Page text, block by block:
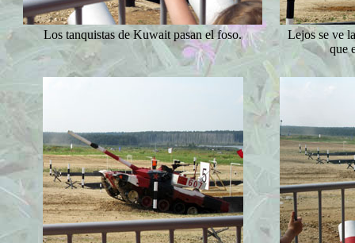
Los tanquistas de Kuwait pasan el foso.
Lejos se ve
que